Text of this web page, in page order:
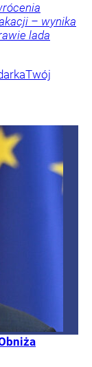
– wynika
lada
Twój